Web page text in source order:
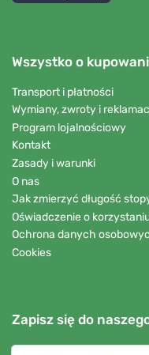
Wszystko o
Transport i płatności
Wymiany, zwroty i
Program lojalnościowy
Kontakt
Zasady i warunki
O nas
Jak zmierzyć długość
Oświadczenie o
Ochrona danych
Cookies
Zapisz się do